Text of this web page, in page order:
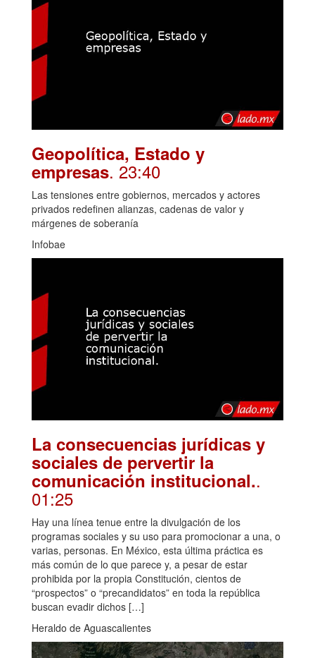
Geopolítica, Estado y
empresas. 23:40
Las tensiones entre gobiernos, mercados y actores
privados redefinen alianzas, cadenas de valor y
márgenes de soberanía
Infobae
La consecuencias jurídicas y
sociales de pervertir la
comunicación institucional..
01:25
Hay una línea tenue entre la divulgación de los
programas sociales y su uso para promocionar a una, o
varias, personas. En México, esta última práctica es
más común de lo que parece y, a pesar de estar
prohibida por la propia Constitución, cientos de
“prospectos” o “precandidatos” en toda la república
buscan evadir dichos […]
Heraldo de Aguascalientes